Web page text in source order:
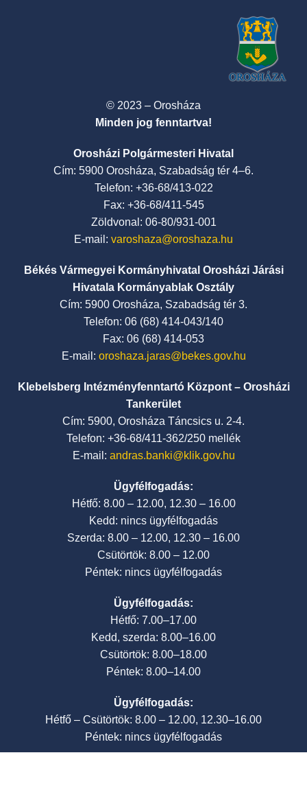
© 2023 – Orosháza
Minden jog fenntartva!
Orosházi Polgármesteri Hivatal
Cím: 5900 Orosháza, Szabadság tér 4–6.
Telefon: +36-68/413-022
Fax: +36-68/411-545
Zöldvonal: 06-80/931-001
E-mail: varoshaza@oroshaza.hu
Békés Vármegyei Kormányhivatal Orosházi Járási
Hivatala Kormányablak Osztály
Cím: 5900 Orosháza, Szabadság tér 3.
Telefon: 06 (68) 414-043/140
Fax: 06 (68) 414-053
E-mail: oroshaza.jaras@bekes.gov.hu
Klebelsberg Intézményfenntartó Központ – Orosházi
Tankerület
Cím: 5900, Orosháza Táncsics u. 2-4.
Telefon: +36-68/411-362/250 mellék
E-mail: andras.banki@klik.gov.hu
Ügyfélfogadás:
Hétfő: 8.00 – 12.00, 12.30 – 16.00
Kedd: nincs ügyfélfogadás
Szerda: 8.00 – 12.00, 12.30 – 16.00
Csütörtök: 8.00 – 12.00
Péntek: nincs ügyfélfogadás
Ügyfélfogadás:
Hétfő: 7.00–17.00
Kedd, szerda: 8.00–16.00
Csütörtök: 8.00–18.00
Péntek: 8.00–14.00
Ügyfélfogadás:
Hétfő – Csütörtök: 8.00 – 12.00, 12.30–16.00
Péntek: nincs ügyfélfogadás